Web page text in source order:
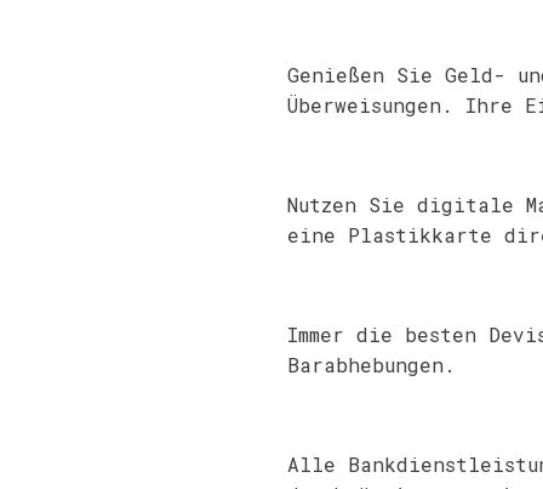
Genießen Sie Geld-
Überweisungen. Ihre
Nutzen Sie digitale
eine Plastikkarte
Immer die besten
Barabhebungen.
Alle